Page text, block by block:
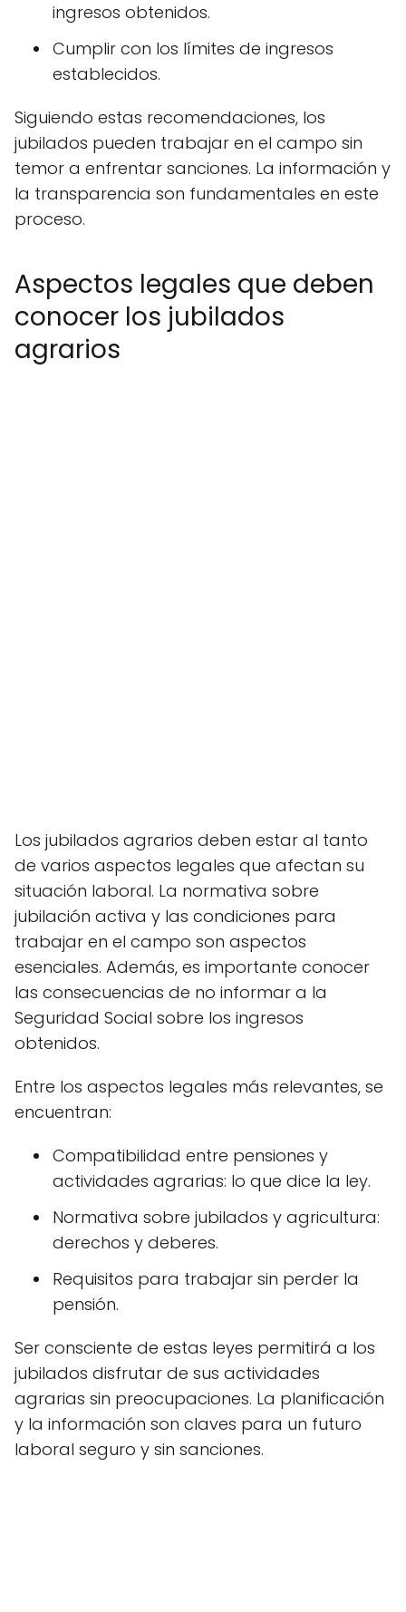
ingresos obtenidos.
Cumplir con los límites de ingresos
establecidos.
Siguiendo estas recomendaciones, los
jubilados pueden trabajar en el campo sin
temor a enfrentar sanciones. La información y
la transparencia son fundamentales en este
proceso.
Aspectos legales que deben
conocer los jubilados
agrarios
Los jubilados agrarios deben estar al tanto
de varios aspectos legales que afectan su
situación laboral. La normativa sobre
jubilación activa y las condiciones para
trabajar en el campo son aspectos
esenciales. Además, es importante conocer
las consecuencias de no informar a la
Seguridad Social sobre los ingresos
obtenidos.
Entre los aspectos legales más relevantes, se
encuentran:
Compatibilidad entre pensiones y
actividades agrarias: lo que dice la ley.
Normativa sobre jubilados y agricultura:
derechos y deberes.
Requisitos para trabajar sin perder la
pensión.
Ser consciente de estas leyes permitirá a los
jubilados disfrutar de sus actividades
agrarias sin preocupaciones. La planificación
y la información son claves para un futuro
laboral seguro y sin sanciones.